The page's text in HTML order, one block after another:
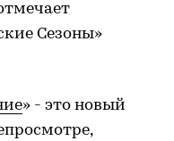
Сезоны»
» - это новый